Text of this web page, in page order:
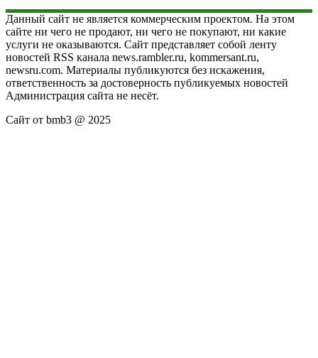
Данный сайт не является коммерческим проектом. На этом
сайте ни чего не продают, ни чего не покупают, ни какие
услуги не оказываются. Сайт представляет собой ленту
новостей RSS канала news.rambler.ru, kommersant.ru,
newsru.com. Материалы публикуются без искажения,
ответственность за достоверность публикуемых новостей
Администрация сайта не несёт.
Сайт от bmb3 @ 2025